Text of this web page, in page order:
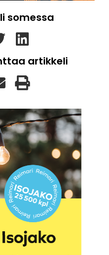
somessa
artikkeli